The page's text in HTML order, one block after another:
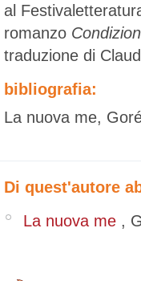
al
romanzo
traduzione di
bibliografia:
La nuova me,
Di quest'autore
‭ ‬La nuova me ,